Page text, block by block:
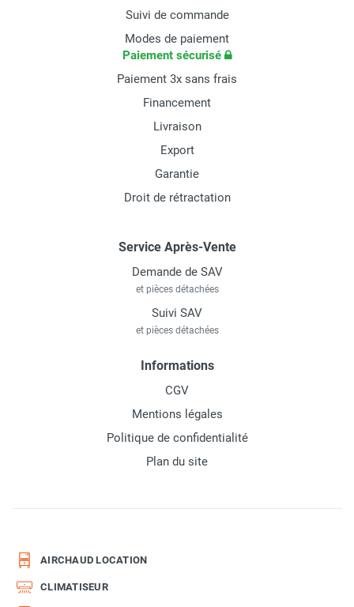
Suivi de commande
Modes de paiement
Paiement sécurisé
Paiement 3x sans frais
Financement
Livraison
Export
Garantie
Droit de rétractation
Service Après-Vente
Demande de SAV
et pièces détachées
Suivi SAV
et pièces détachées
Informations
CGV
Mentions légales
Politique de confidentialité
Plan du site
AIRCHAUD LOCATION
CLIMATISEUR